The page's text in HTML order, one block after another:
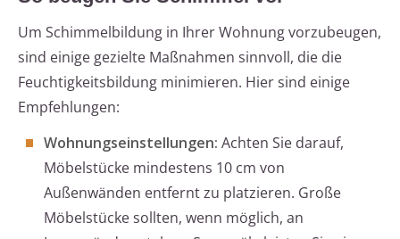
Um Schimmelbildung in Ihrer Wohnung vorzubeugen,
sind einige gezielte Maßnahmen sinnvoll, die die
Feuchtigkeitsbildung minimieren. Hier sind einige
Empfehlungen:
Wohnungseinstellungen: Achten Sie darauf,
Möbelstücke mindestens 10 cm von
Außenwänden entfernt zu platzieren. Große
Möbelstücke sollten, wenn möglich, an